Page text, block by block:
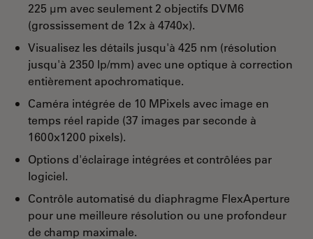
225 µm avec seulement 2 objectifs DVM6
(grossissement de 12x à 4740x).
Visualisez les détails jusqu'à 425 nm (résolution
jusqu'à 2350 lp/mm) avec une optique à correction
entièrement apochromatique.
Caméra intégrée de 10 MPixels avec image en
temps réel rapide (37 images par seconde à
1600x1200 pixels).
Options d'éclairage intégrées et contrôlées par
logiciel.
Contrôle automatisé du diaphragme FlexAperture
pour une meilleure résolution ou une profondeur
de champ maximale.